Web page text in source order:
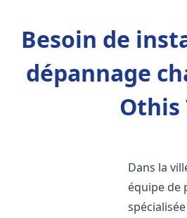
Besoin de
dépannage
Othis
Dans la
équipe de